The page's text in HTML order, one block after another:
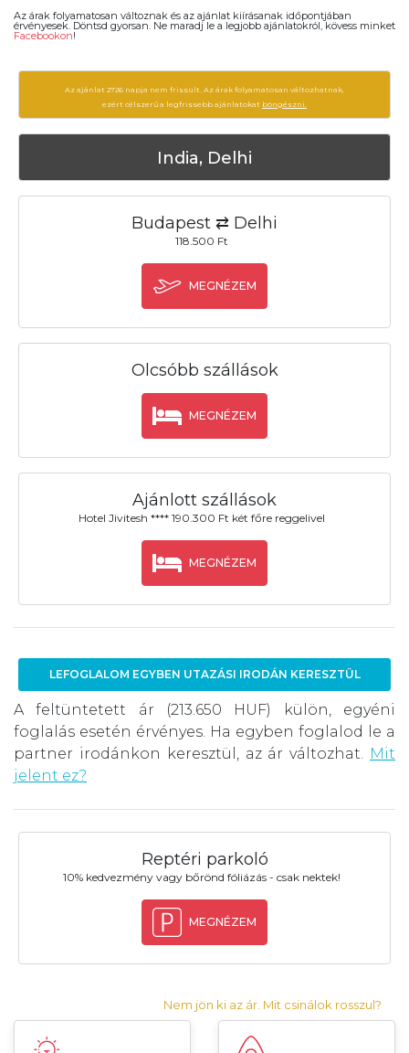
Az árak folyamatosan változnak és az ajánlat kiírásanak időpontjában
érvényesek. Döntsd gyorsan. Ne maradj le a legjobb ajánlatokról, kövess minket
Facebookon!
Az ajánlat 2726 napja nem frissült. Az árak folyamatosan változhatnak,
ezért célszerű a legfrissebb ajánlatokat böngészni.
India, Delhi
Budapest ⇄ Delhi
118.500 Ft
MEGNÉZEM
Olcsóbb szállások
MEGNÉZEM
Ajánlott szállások
Hotel Jivitesh **** 190.300 Ft két főre reggelivel
MEGNÉZEM
LEFOGLALOM EGYBEN UTAZÁSI IRODÁN KERESZTÜL
A feltüntetett ár (213.650 HUF) külön, egyéni
foglalás esetén érvényes. Ha egyben foglalod le a
partner irodánkon keresztül, az ár változhat. Mit
jelent ez?
Reptéri parkoló
10% kedvezmény vagy bőrönd fóliázás - csak nektek!
MEGNÉZEM
Nem jön ki az ár. Mit csinálok rosszul?